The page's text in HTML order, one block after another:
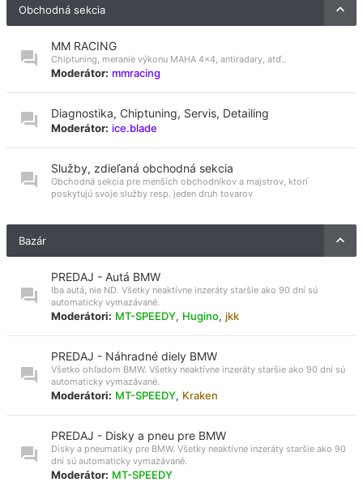
Obchodná sekcia
MM RACING
Chiptuning, meranie výkonu MAHA 4x4, antiradary, atď..
Moderátor: mmracing
Diagnostika, Chiptuning, Servis, Detailing
Moderátor: ice.blade
Služby, zdieľaná obchodná sekcia
Obchodná sekcia pre menších obchodníkov a majstrov, ktorí
poskytujú svoje služby resp. jeden druh tovarov
Bazár
PREDAJ - Autá BMW
Iba autá, nie ND. Všetky neaktívne inzeráty staršie ako 90 dní sú
automaticky vymazávané.
Moderátori: MT-SPEEDY, Hugino, jkk
PREDAJ - Náhradné diely BMW
Všetko ohľadom BMW. Všetky neaktívne inzeráty staršie ako 90 dní sú
automaticky vymazávané.
Moderátori: MT-SPEEDY, Kraken
PREDAJ - Disky a pneu pre BMW
Disky a pneumatiky pre BMW. Všetky neaktívne inzeráty staršie ako 90
dní sú automaticky vymazávané.
Moderátor: MT-SPEEDY